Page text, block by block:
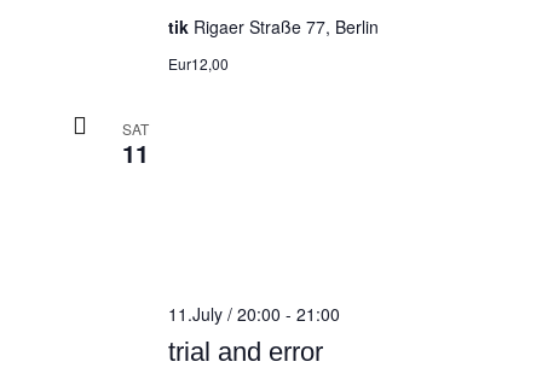
tik Rigaer Straße 77, Berlin
Eur12,00
SAT
11
trial and error
11.July / 20:00 - 21:00